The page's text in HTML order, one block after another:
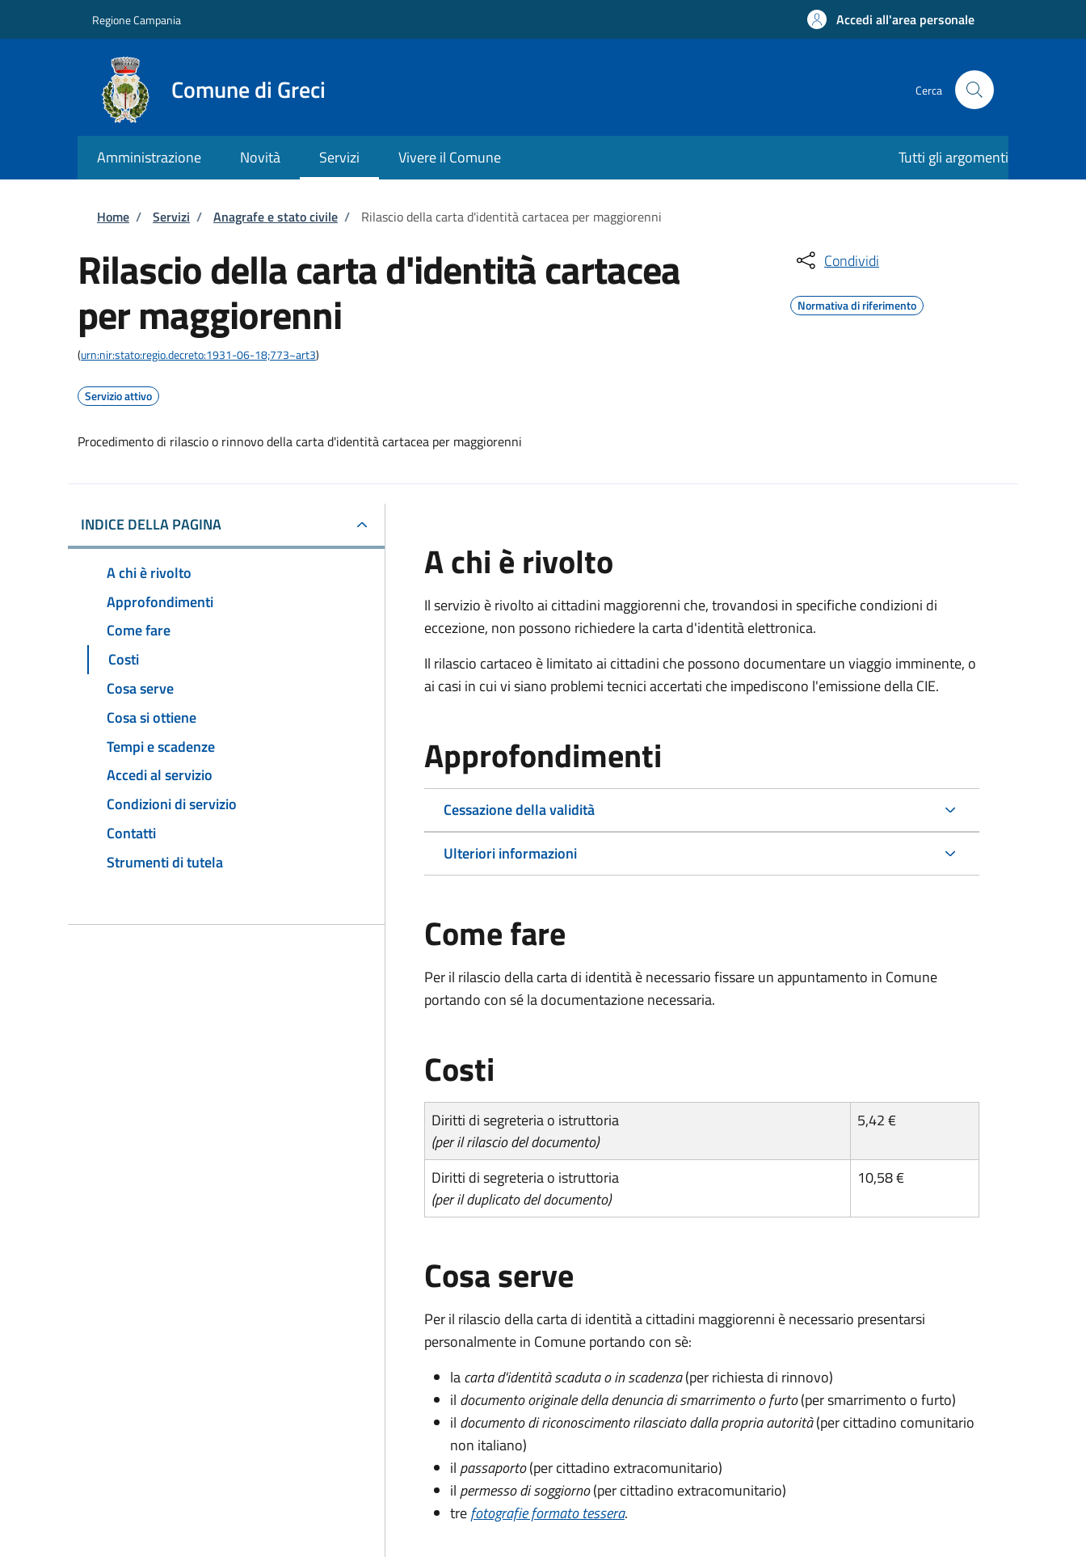
Regione Campania Accedi all'area personale
Comune di Greci Cerca
Amministrazione Novità Servizi Vivere il Comune Tutti gli argomenti
Briciole di pane
Home / Servizi / Anagrafe e stato civile / Rilascio della carta d'identità cartacea per maggiorenni
Rilascio della carta d'identità cartacea
per maggiorenni
(urn:nir:stato:regio.decreto:1931-06-18;773~art3)
Servizio attivo
Procedimento di rilascio o rinnovo della carta d'identità cartacea per maggiorenni
Condividi
Normativa di riferimento
INDICE DELLA PAGINA
A chi è rivolto
Approfondimenti
Come fare
Costi
Cosa serve
Cosa si ottiene
Tempi e scadenze
Accedi al servizio
Condizioni di servizio
Contatti
Strumenti di tutela
A chi è rivolto
Il servizio è rivolto ai cittadini maggiorenni che, trovandosi in specifiche condizioni di
eccezione, non possono richiedere la carta d'identità elettronica.
Il rilascio cartaceo è limitato ai cittadini che possono documentare un viaggio imminente, o
ai casi in cui vi siano problemi tecnici accertati che impediscono l'emissione della CIE.
Approfondimenti
Cessazione della validità
Ulteriori informazioni
Come fare
Per il rilascio della carta di identità è necessario fissare un appuntamento in Comune
portando con sé la documentazione necessaria.
Costi
Diritti di segreteria o istruttoria
(per il rilascio del documento)
5,42 €
Diritti di segreteria o istruttoria
(per il duplicato del documento)
10,58 €
Cosa serve
Per il rilascio della carta di identità a cittadini maggiorenni è necessario presentarsi
personalmente in Comune portando con sè:
lacarta d'identità scaduta o in scadenza(per richiesta di rinnovo)
il documento originale della denuncia di smarrimento o furto(per smarrimento o furto)
il documento di riconoscimento rilasciato dalla propria autorità(per cittadino comunitario
non italiano)
il passaporto(per cittadino extracomunitario)
il permesso di soggiorno(per cittadino extracomunitario)
trefotografie formato tessera.